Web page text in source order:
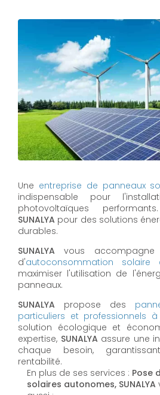
Une entreprise de panneaux
indispensable pour
photovoltaïques
SUNALYA pour des solutions
durables.
SUNALYA vous
d'autoconsommation solaire
maximiser l'utilisation de
panneaux.
SUNALYA propose des
particuliers et professionnels à
solution écologique et
expertise, SUNALYA assure une
chaque besoin,
rentabilité.
En plus de ses services : Pose
solaires autonomes, SUNALYA